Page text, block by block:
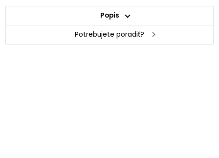
Popis
Potrebujete poradiť?